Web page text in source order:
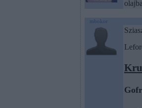
mbokor